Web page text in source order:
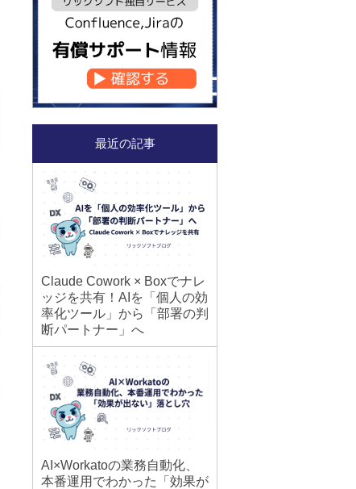
最近の記事
Claude Cowork × Boxでナレ
ッジを共有！AIを「個人の効
率化ツール」から「部署の判
断パートナー」へ
AI×Workatoの業務自動化、
本番運用でわかった「効果が